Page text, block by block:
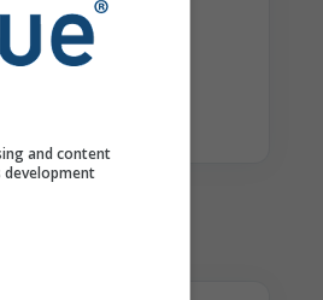
and content
development